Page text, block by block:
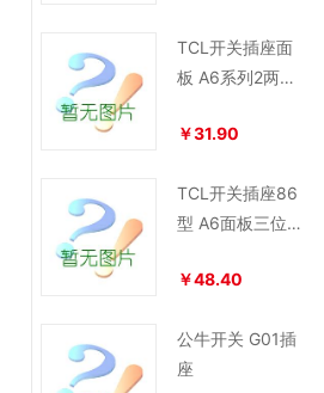
TCL开关插座面
板 A6系列2两位
功率
￥31.90
TCL开关插座86
型 A6面板三位
￥48.40
公牛开关 G01插
座